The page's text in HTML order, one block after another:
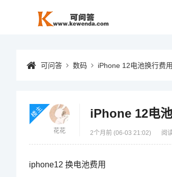
可问答 数码 iPhone 12电池换行费用
iPhone 12电
2个月前 (06-03 21:02) 阅
花花
楼主
iphone12 换电池费用